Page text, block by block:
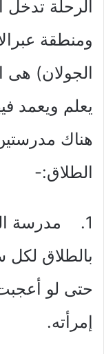
ومنطقة
الجولان) هى
يعلم ويعمد
هناك
الطلاق:-
1. مدرسة
بالطلاق
حتى لو
إمرأته.